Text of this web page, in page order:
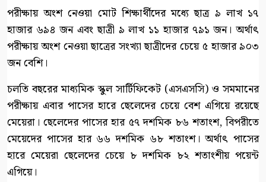
পরীক্ষায় অংশ নেওয়া মোট শিক্ষার্থীদের মধ্যে ছাত্র ৯ লাখ ১৭
হাজার ৬৯৪ জন এবং ছাত্রী ৯ লাখ ১১ হাজার ৭৯১ জন। অর্থাৎ
পরীক্ষায় অংশ নেওয়া ছাত্রের সংখ্যা ছাত্রীদের চেয়ে ৫ হাজার ৯০৩
জন বেশি।
চলতি বছরের মাধ্যমিক স্কুল সার্টিফিকেট (এসএসসি) ও সমমানের
পরীক্ষায় এবার পাসের হারে ছেলেদের চেয়ে বেশ এগিয়ে রয়েছে
মেয়েরা। ছেলেদের পাসের হার ৫৭ দশমিক ৮৬ শতাংশ, বিপরীতে
মেয়েদের পাসের হার ৬৬ দশমিক ৬৮ শতাংশ। অর্থাৎ পাসের
হারে মেয়েরা ছেলেদের চেয়ে ৮ দশমিক ৮২ শতাংশীয় পয়েন্ট
এগিয়ে।